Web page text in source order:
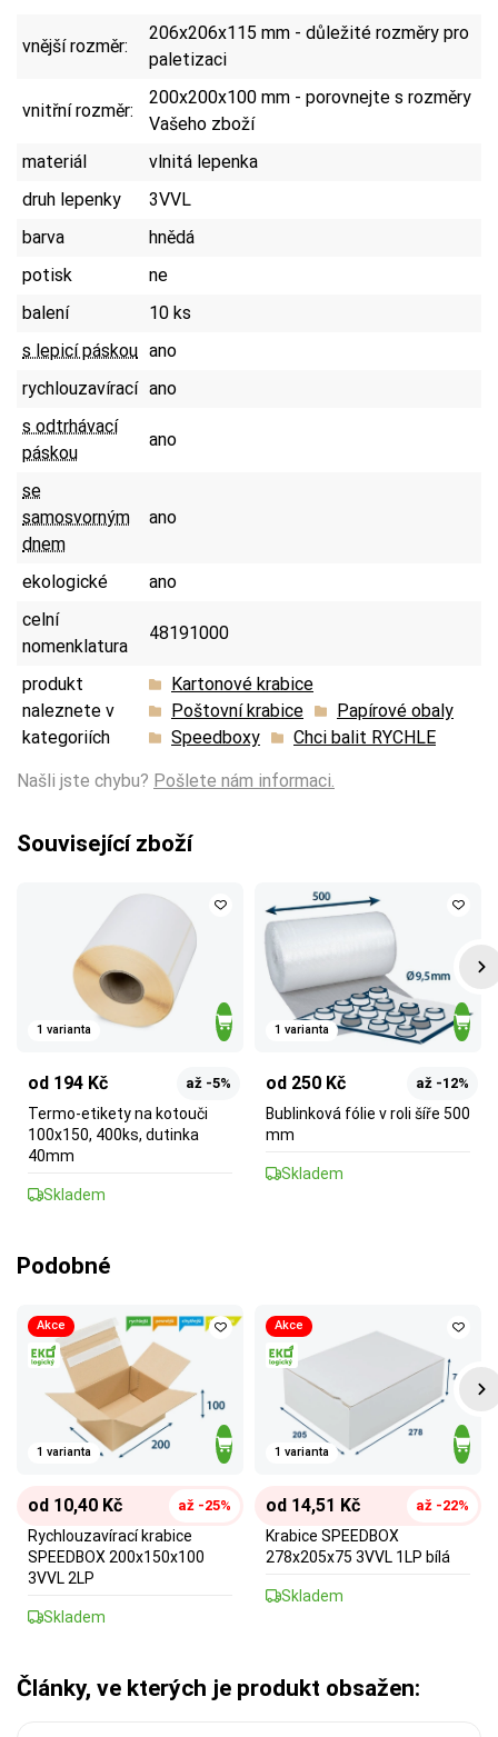
vnější rozměr:
206x206x115 mm - důležité rozměry pro
paletizaci
vnitřní rozměr:
200x200x100 mm - porovnejte s rozměry
Vašeho zboží
materiál
vlnitá lepenka
druh lepenky
3VVL
barva
hnědá
potisk
ne
balení
10 ks
s lepicí páskou ano
rychlouzavírací ano
s odtrhávací
páskou
ano
se
samosvorným
dnem
ano
ekologické
ano
celní
nomenklatura
48191000
produkt
naleznete v
kategoriích
Kartonové krabice
Poštovní krabice
Papírové obaly
Speedboxy
Chci balit RYCHLE
Našli jste chybu? Pošlete nám informaci.
Související zboží
1 varianta
od 194 Kč až -5%
Termo-etikety na kotouči
100x150, 400ks, dutinka
40mm
Skladem
1 varianta
od 250 Kč až -12%
Bublinková fólie v roli šíře 500
mm
Skladem
Podobné
Akce
1 varianta
od 10,40 Kč až -25%
Rychlouzavírací krabice
SPEEDBOX 200x150x100
3VVL 2LP
Skladem
Akce
1 varianta
od 14,51 Kč až -22%
Krabice SPEEDBOX
278x205x75 3VVL 1LP bílá
Skladem
Články, ve kterých je produkt obsažen: